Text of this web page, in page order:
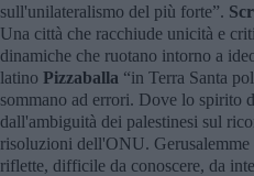
sull'unilateralismo del più forte”.
Una città che racchiude unicità e
dinamiche che ruotano intorno a
latino Pizzaballa “in Terra Santa
sommano ad errori. Dove lo spirito
dall'ambiguità dei palestinesi sul
risoluzioni dell'ONU. Gerusalemme
riflette, difficile da conoscere, da